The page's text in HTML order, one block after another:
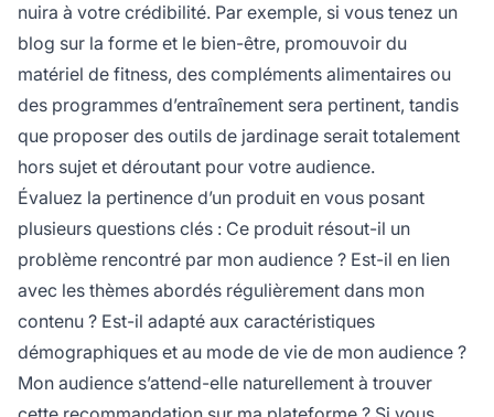
nuira à votre crédibilité. Par exemple, si vous tenez un
blog sur la forme et le bien-être, promouvoir du
matériel de fitness, des compléments alimentaires ou
des programmes d’entraînement sera pertinent, tandis
que proposer des outils de jardinage serait totalement
hors sujet et déroutant pour votre audience.
Évaluez la pertinence d’un produit en vous posant
plusieurs questions clés : Ce produit résout-il un
problème rencontré par mon audience ? Est-il en lien
avec les thèmes abordés régulièrement dans mon
contenu ? Est-il adapté aux caractéristiques
démographiques et au mode de vie de mon audience ?
Mon audience s’attend-elle naturellement à trouver